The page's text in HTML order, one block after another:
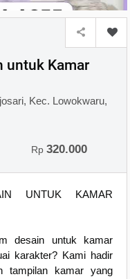
untuk Kamar
Kec. Lowokwaru,
Rp320.000
UNTUK KAMAR
desain untuk kamar
karakter? Kami hadir
tampilan kamar yang